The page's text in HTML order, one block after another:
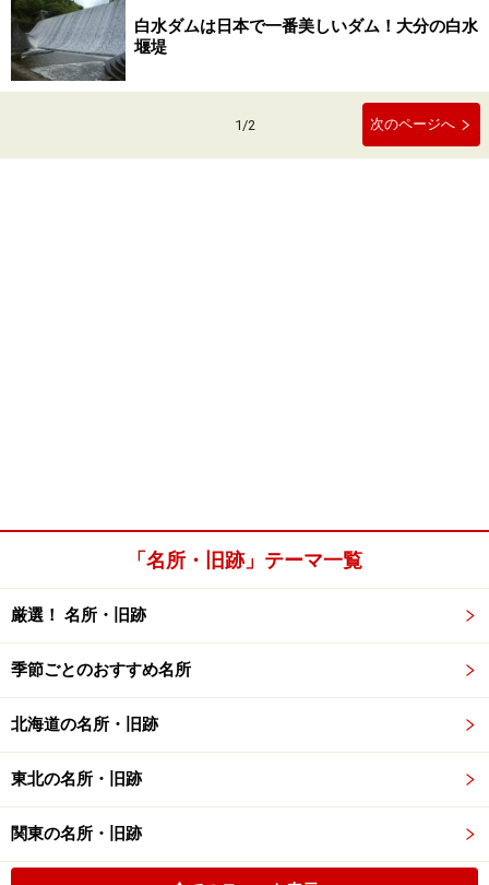
白水ダムは日本で一番美しいダム！大分の白水
堰堤
1/2 次のページへ
「名所・旧跡」テーマ一覧
厳選！ 名所・旧跡
季節ごとのおすすめ名所
北海道の名所・旧跡
東北の名所・旧跡
関東の名所・旧跡